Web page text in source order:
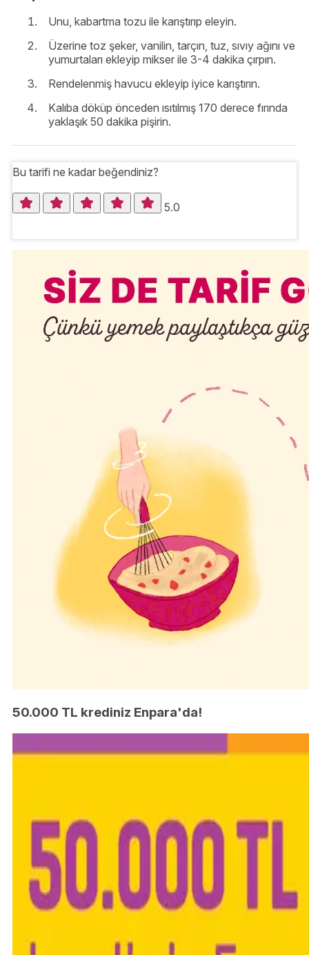
Unu, kabartma tozu ile karıştırıp eleyin.
Üzerine toz şeker, vanilin, tarçın, tuz, sıvıy ağını ve
yumurtaları ekleyip mikser ile 3-4 dakika çırpın.
Rendelenmiş havucu ekleyip iyice karıştırın.
Kalıba döküp önceden ısıtılmış 170 derece fırında
yaklaşık 50 dakika pişirin.
Bu tarifi ne kadar beğendiniz?
5.0
50.000 TL krediniz Enpara'da!